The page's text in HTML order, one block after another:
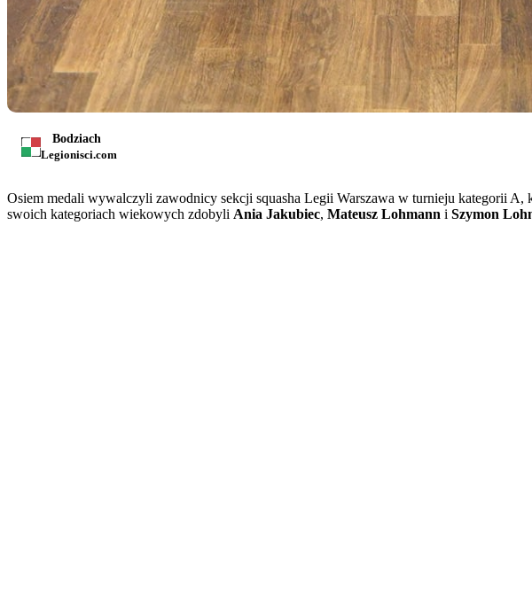
Bodziach
Legionisci.com
Osiem medali wywalczyli zawodnicy sekcji squasha Legii Warszawa w turnieju kategorii
swoich kategoriach wiekowych zdobyli Ania Jakubiec, Mateusz Lohmann i Szymon